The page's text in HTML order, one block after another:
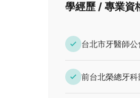
學經歷 / 專業資
台北市牙醫師公
前台北榮總牙科